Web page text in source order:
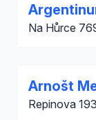
Na Hůrce
Arnošt
Repinova